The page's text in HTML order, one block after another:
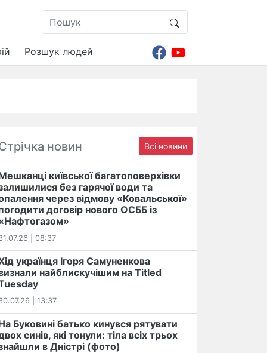
Розшук людей
новин Всі новини
київської багатоповерхівки
без гарячої води та
через відмову «Ковальської»
договір нового ОСББ із
| 08:37
українця Ігоря Самуненкова
найблискучішим на Titled
| 13:37
Буковині батько кинувся рятувати
синів, які тонули: тіла всіх трьох
в Дністрі (фото)